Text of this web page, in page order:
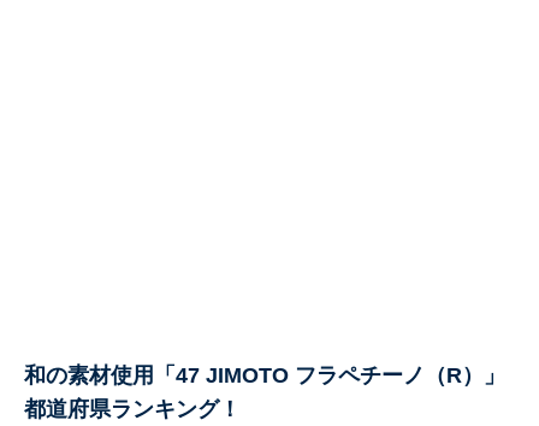
和の素材使用「47 JIMOTO フラペチーノ（R）」
都道府県ランキング！